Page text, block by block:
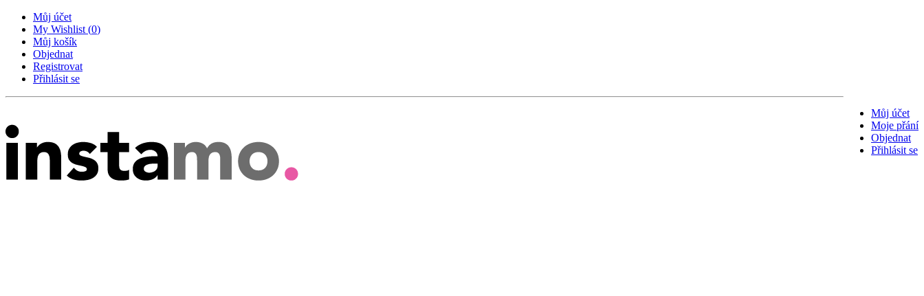
Můj účet
My Wishlist (0)
Můj košík
Objednat
Registrovat
Přihlásit se
Můj účet
Moje přání
Objednat
Přihlásit se